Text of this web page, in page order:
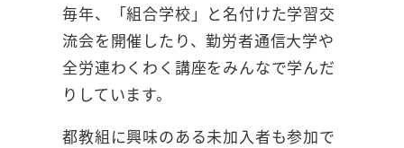
毎年、「組合学校」と名付けた学習交
流会を開催したり、勤労者通信大学や
全労連わくわく講座をみんなで学んだ
りしています。
都教組に興味のある未加入者も参加で